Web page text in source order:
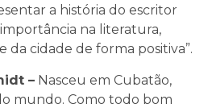
a história do escritor
na literatura,
da cidade de forma positiva”.
– Nasceu em Cubatão,
mundo. Como todo bom